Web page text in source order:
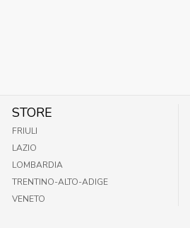
STORE
FRIULI
LAZIO
LOMBARDIA
TRENTINO-ALTO-ADIGE
VENETO